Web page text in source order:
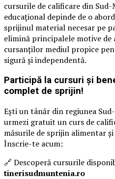
cursurile de calificare din
educațional depinde de o
sprijinul material necesar pe
elimină principalele motive de
cursanților mediul propice
sigură și independentă.
Participă la cursuri și
complet de sprijin!
Ești un tânăr din regiunea
urmezi gratuit un curs de
măsurile de sprijin alimentar
Înscrie-te acum:
🔗 Descoperă cursurile
tinerisudmuntenia.ro